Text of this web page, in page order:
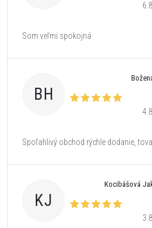
Som veľmi spokojná
BH
Spoľahlivý obchod rýchle dodanie,
KJ
Kocibášová